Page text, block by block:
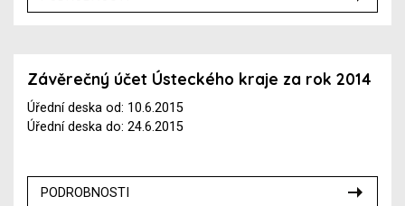
Závěrečný účet Ústeckého kraje za rok 2014
Úřední deska od: 10.6.2015
Úřední deska do: 24.6.2015
PODROBNOSTI